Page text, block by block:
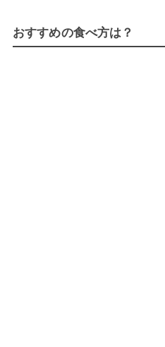
おすすめの食べ方は？